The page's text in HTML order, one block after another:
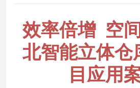
效率倍增 空
北智能立体仓
目应用